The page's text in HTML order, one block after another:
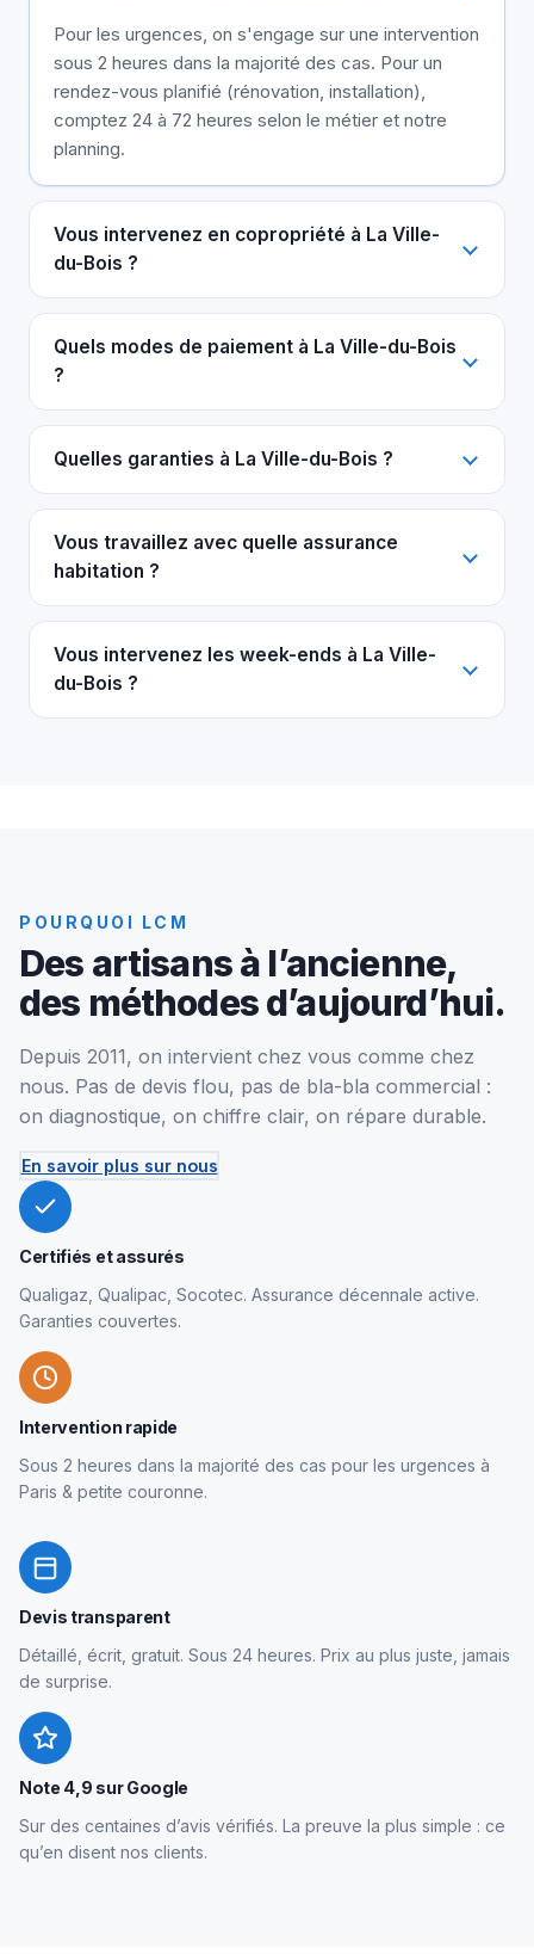
Pour les urgences, on s'engage sur une intervention
sous 2 heures dans la majorité des cas. Pour un
rendez-vous planifié (rénovation, installation),
comptez 24 à 72 heures selon le métier et notre
planning.
Vous intervenez en copropriété à La Ville-
du-Bois ?
Quels modes de paiement à La Ville-du-Bois
?
Quelles garanties à La Ville-du-Bois ?
Vous travaillez avec quelle assurance
habitation ?
Vous intervenez les week-ends à La Ville-
du-Bois ?
POURQUOI LCM
Des artisans à l’ancienne,
des méthodes d’aujourd’hui.
Depuis 2011, on intervient chez vous comme chez
nous. Pas de devis flou, pas de bla-bla commercial :
on diagnostique, on chiffre clair, on répare durable.
En savoir plus sur nous
Certifiés et assurés
Qualigaz, Qualipac, Socotec. Assurance décennale active.
Garanties couvertes.
Intervention rapide
Sous 2 heures dans la majorité des cas pour les urgences à
Paris & petite couronne.
Devis transparent
Détaillé, écrit, gratuit. Sous 24 heures. Prix au plus juste, jamais
de surprise.
Note 4,9 sur Google
Sur des centaines d’avis vérifiés. La preuve la plus simple : ce
qu’en disent nos clients.